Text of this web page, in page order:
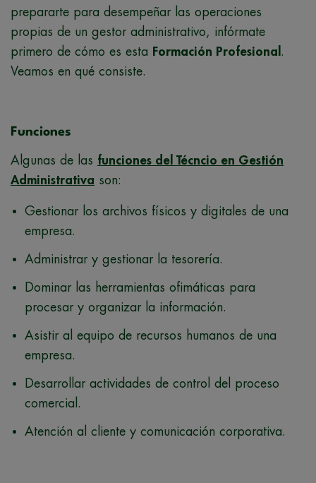
prepararte para desempeñar las operaciones
propias de un gestor administrativo, infórmate
primero de cómo es esta Formación Profesional .
Veamos en qué consiste.
Funciones
Algunas de las funciones del Técncio en Gestión
Administrativa son:
Gestionar los archivos físicos y digitales de una
empresa.
Administrar y gestionar la tesorería.
Dominar las herramientas ofimáticas para
procesar y organizar la información.
Asistir al equipo de recursos humanos de una
empresa.
Desarrollar actividades de control del proceso
comercial.
Atención al cliente y comunicación corporativa.